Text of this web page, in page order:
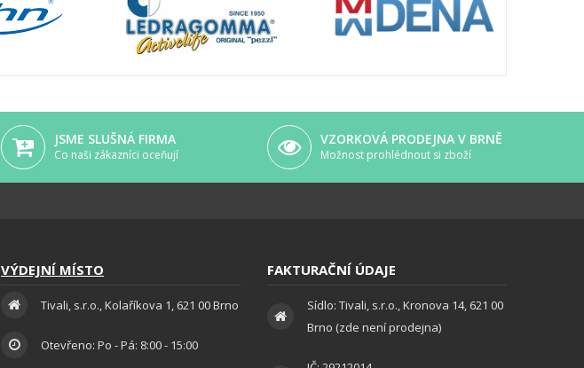
JSME SLUŠNÁ FIRMA
Co naši zákazníci oceňují
VZORKOVÁ PRODEJNA V BRNĚ
Možnost prohlédnout si zboží
VÝDEJNÍ MÍSTO
Tivali, s.r.o., Kolaříkova 1, 621 00 Brno
Otevřeno: Po - Pá: 8:00 - 15:00
FAKTURAČNÍ ÚDAJE
Sídlo: Tivali, s.r.o., Kronova 14, 621 00
Brno (zde není prodejna)